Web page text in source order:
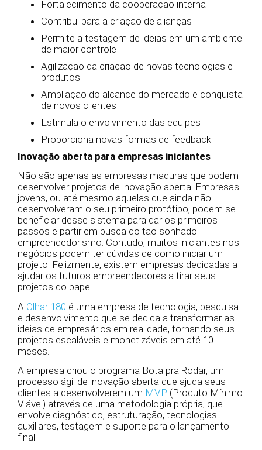
Fortalecimento da cooperação interna
Contribui para a criação de alianças
Permite a testagem de ideias em um ambiente
de maior controle
Agilização da criação de novas tecnologias e
produtos
Ampliação do alcance do mercado e conquista
de novos clientes
Estimula o envolvimento das equipes
Proporciona novas formas de feedback
Inovação aberta para empresas iniciantes
Não são apenas as empresas maduras que podem
desenvolver projetos de inovação aberta. Empresas
jovens, ou até mesmo aquelas que ainda não
desenvolveram o seu primeiro protótipo, podem se
beneficiar desse sistema para dar os primeiros
passos e partir em busca do tão sonhado
empreendedorismo. Contudo, muitos iniciantes nos
negócios podem ter dúvidas de como iniciar um
projeto. Felizmente, existem empresas dedicadas a
ajudar os futuros empreendedores a tirar seus
projetos do papel.
A Olhar 180 é uma empresa de tecnologia, pesquisa
e desenvolvimento que se dedica a transformar as
ideias de empresários em realidade, tornando seus
projetos escaláveis e monetizáveis em até 10
meses.
A empresa criou o programa Bota pra Rodar, um
processo ágil de inovação aberta que ajuda seus
clientes a desenvolverem um MVP (Produto Mínimo
Viável) através de uma metodologia própria, que
envolve diagnóstico, estruturação, tecnologias
auxiliares, testagem e suporte para o lançamento
final.